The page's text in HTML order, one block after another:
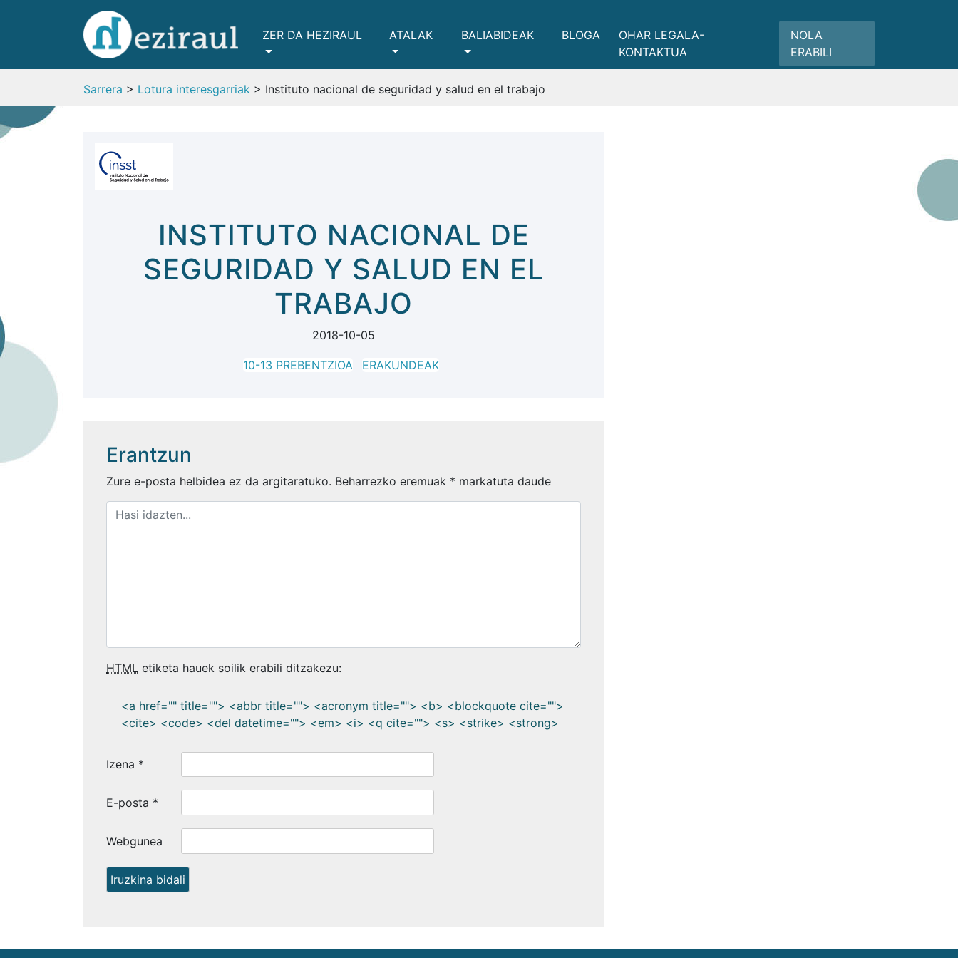
ZER DA HEZIRAUL ATALAK BALIABIDEAK BLOGA
OHAR LEGALA-
KONTAKTUA
NOLA
ERABILI
Sarrera > Lotura interesgarriak > Instituto nacional de seguridad y salud en el trabajo
INSTITUTO NACIONAL DE
SEGURIDAD Y SALUD EN EL
TRABAJO
2018-10-05
10-13 PREBENTZIOA ERAKUNDEAK
Erantzun
Zure e-posta helbidea ez da argitaratuko. Beharrezko eremuak * markatuta daude
HTML etiketa hauek soilik erabili ditzakezu:
<a href="" title=""> <abbr title=""> <acronym title=""> <b> <blockquote cite="">
<cite> <code> <del datetime=""> <em> <i> <q cite=""> <s> <strike> <strong>
Izena *
E-posta *
Webgunea